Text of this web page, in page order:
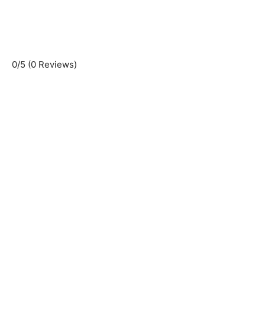
0/5 (0 Reviews)